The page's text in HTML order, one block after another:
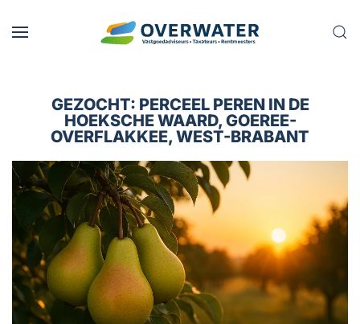
Skip to main content
GEZOCHT: PERCEEL PEREN IN DE
HOEKSCHE WAARD, GOEREE-
OVERFLAKKEE, WEST-BRABANT